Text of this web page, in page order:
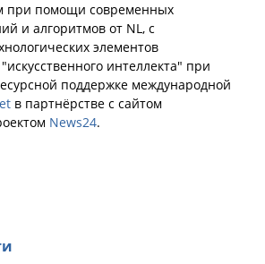
при помощи современных
и алгоритмов от NL, с
элементов
интеллекта" при
поддержке международной
в партнёрстве с сайтом
News24.